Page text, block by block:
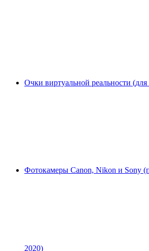
Очки виртуальной реальности
Фотокамеры Canon, Nikon и Sony
2020)